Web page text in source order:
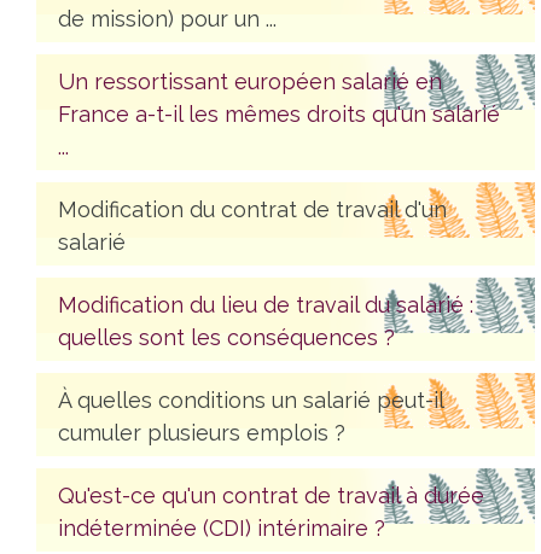
de mission) pour un ...
Un ressortissant européen salarié en
France a-t-il les mêmes droits qu'un salarié
...
Modification du contrat de travail d'un
salarié
Modification du lieu de travail du salarié :
quelles sont les conséquences ?
À quelles conditions un salarié peut-il
cumuler plusieurs emplois ?
Qu'est-ce qu'un contrat de travail à durée
indéterminée (CDI) intérimaire ?